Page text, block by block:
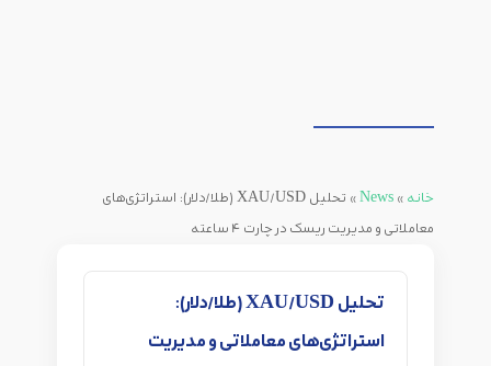
خانه »
News
»
تحلیل XAU/USD (طلا/دلار): استراتژی‌های
معاملاتی و مدیریت ریسک در چارت 4 ساعته
تحلیل XAU/USD (طلا/دلار):
استراتژی‌های معاملاتی و مدیریت